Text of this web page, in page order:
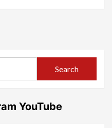
Search
YouTube